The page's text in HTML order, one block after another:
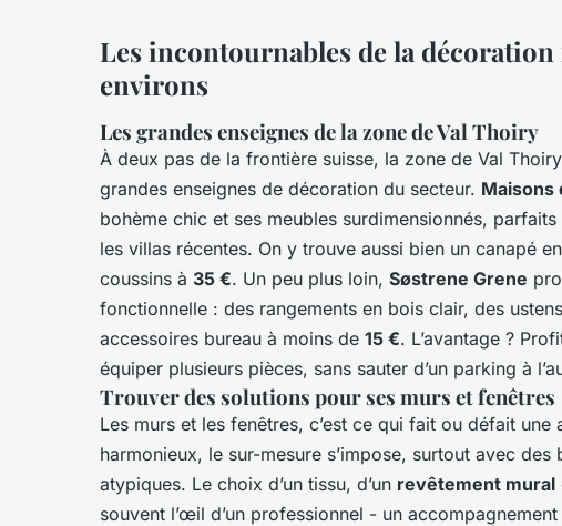
Les incontournables de la
environs
Les grandes enseignes de la zone de Val Thoiry
À deux pas de la frontière suisse, la zone de Val
grandes enseignes de décoration du secteur. Maisons
bohème chic et ses meubles surdimensionnés,
les villas récentes. On y trouve aussi bien un canapé
coussins à 35 €. Un peu plus loin, Søstrene Grene
fonctionnelle : des rangements en bois clair, des
accessoires bureau à moins de 15 €. L’avantage ?
équiper plusieurs pièces, sans sauter d’un parking à
Trouver des solutions pour ses murs et fenêtres
Les murs et les fenêtres, c’est ce qui fait ou défait une
harmonieux, le sur-mesure s’impose, surtout avec
atypiques. Le choix d’un tissu, d’un revêtement mural
souvent l’œil d’un professionnel - un